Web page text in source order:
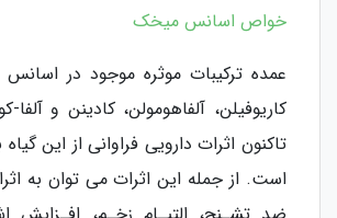
خواص اسانس میخک
ﻋﻤﺪه ﺗﺮکیبات ﻣﻮﺛﺮه ﻣﻮﺟﻮد در
کارﯾﻮﻓﯿﻠﻦ، آﻟﻔﺎﻫﻮﻣﻮﻟﻦ، کادﯾﻨﻦ و
ﺗﺎکنون اﺛﺮات دارویی ﻓﺮاوانی از اﯾﻦ
اﺳﺖ. از ﺟﻤﻠﻪ اﯾﻦ اﺛﺮات می توان به